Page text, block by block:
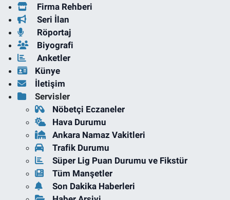
Firma Rehberi
Seri İlan
Röportaj
Biyografi
Anketler
Künye
İletişim
Servisler
Nöbetçi Eczaneler
Hava Durumu
Ankara Namaz Vakitleri
Trafik Durumu
Süper Lig Puan Durumu ve Fikstür
Tüm Manşetler
Son Dakika Haberleri